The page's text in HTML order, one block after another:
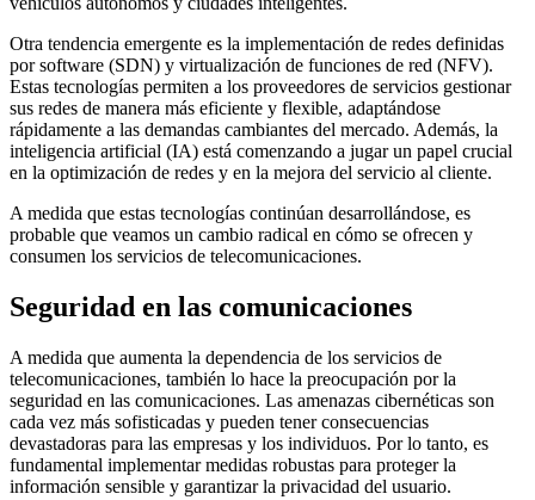
Otra tendencia emergente es la implementación de redes definidas
por software (SDN) y virtualización de funciones de red (NFV).
Estas tecnologías permiten a los proveedores de servicios gestionar
sus redes de manera más eficiente y flexible, adaptándose
rápidamente a las demandas cambiantes del mercado. Además, la
inteligencia artificial (IA) está comenzando a jugar un papel crucial
en la optimización de redes y en la mejora del servicio al cliente.
A medida que estas tecnologías continúan desarrollándose, es
probable que veamos un cambio radical en cómo se ofrecen y
consumen los servicios de telecomunicaciones.
Seguridad en las comunicaciones
A medida que aumenta la dependencia de los servicios de
telecomunicaciones, también lo hace la preocupación por la
seguridad en las comunicaciones. Las amenazas cibernéticas son
cada vez más sofisticadas y pueden tener consecuencias
devastadoras para las empresas y los individuos. Por lo tanto, es
fundamental implementar medidas robustas para proteger la
información sensible y garantizar la privacidad del usuario.